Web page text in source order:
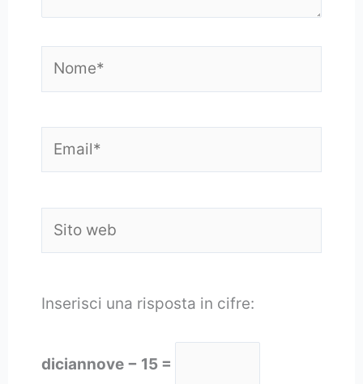
web
Inserisci una risposta in cifre:
diciannove − 15 =